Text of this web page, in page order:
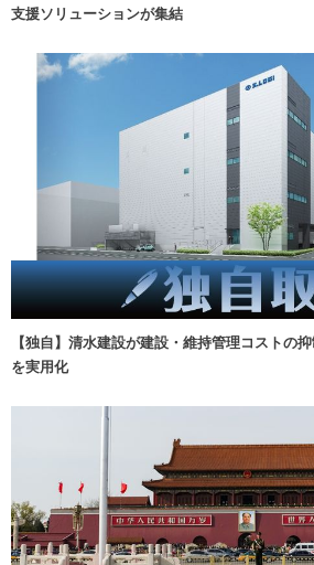
支援ソリューションが集結
【独自】清水建設が建設・維持管理コストの
を実用化